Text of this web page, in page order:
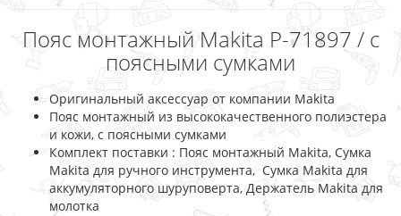
Пояс монтажный Makita P-71897 / с
поясными сумками
Оригинальный аксессуар от компании Makita
Пояс монтажный из высококачественного полиэстера
и кожи, с поясными сумками
Комплект поставки : Пояс монтажный Makita, Сумка
Makita для ручного инструмента, Сумка Makita для
аккумуляторного шуруповерта, Держатель Makita для
молотка